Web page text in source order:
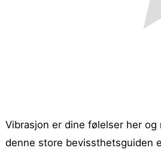
Vibrasjon er dine følelser her
denne store bevissthetsguiden